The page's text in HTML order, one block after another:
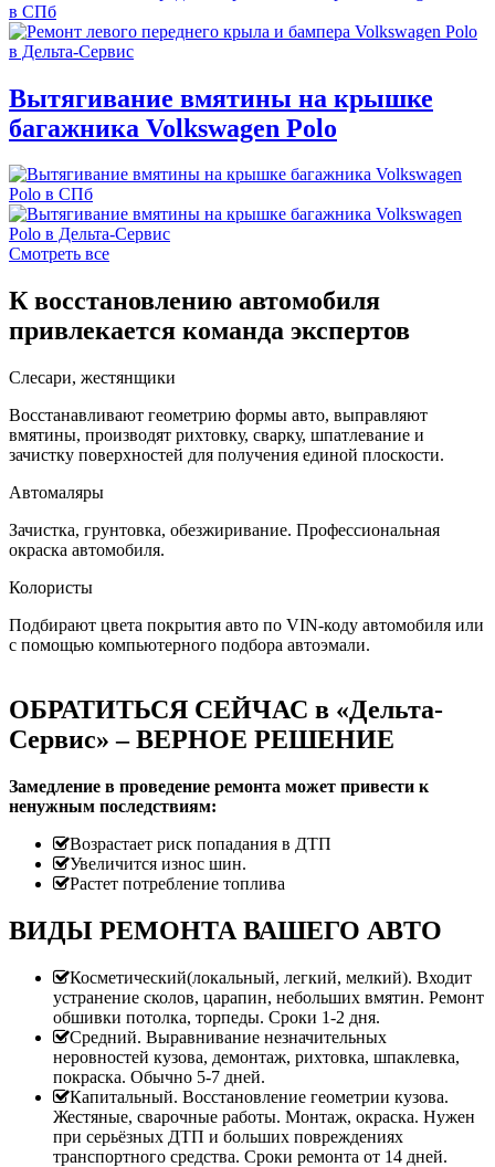
Вытягивание вмятины на крышке
багажника Volkswagen Polo
Смотреть все
К восстановлению автомобиля
привлекается команда экспертов
Слесари, жестянщики
Восстанавливают геометрию формы авто, выправляют
вмятины, производят рихтовку, сварку, шпатлевание и
зачистку поверхностей для получения единой плоскости.
Автомаляры
Зачистка, грунтовка, обезжиривание. Профессиональная
окраска автомобиля.
Колористы
Подбирают цвета покрытия авто по VIN-коду автомобиля или
с помощью компьютерного подбора автоэмали.
ОБРАТИТЬСЯ СЕЙЧАС в «Дельта-
Сервис» – ВЕРНОЕ РЕШЕНИЕ
Замедление в проведение ремонта может привести к
ненужным последствиям:
Возрастает риск попадания в ДТП
Увеличится износ шин.
Растет потребление топлива
ВИДЫ РЕМОНТА ВАШЕГО АВТО
Косметический(локальный, легкий, мелкий). Входит
устранение сколов, царапин, небольших вмятин. Ремонт
обшивки потолка, торпеды. Сроки 1-2 дня.
Средний. Выравнивание незначительных
неровностей кузова, демонтаж, рихтовка, шпаклевка,
покраска. Обычно 5-7 дней.
Капитальный. Восстановление геометрии кузова.
Жестяные, сварочные работы. Монтаж, окраска. Нужен
при серьёзных ДТП и больших повреждениях
транспортного средства. Сроки ремонта от 14 дней.